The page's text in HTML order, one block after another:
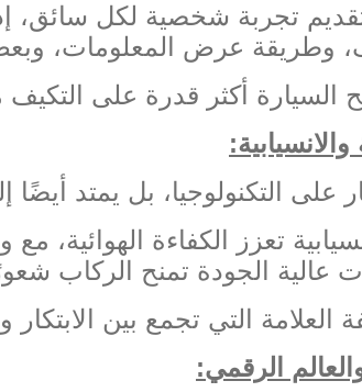
تجربة شخصية لكل سائق،
وطريقة عرض المعلومات،
السيارة أكثر قدرة على التكيف
:
على التكنولوجيا، بل يمتد
تعزز الكفاءة الهوائية،
عالية الجودة تمنح الركاب
التي تجمع بين
الرقمي: